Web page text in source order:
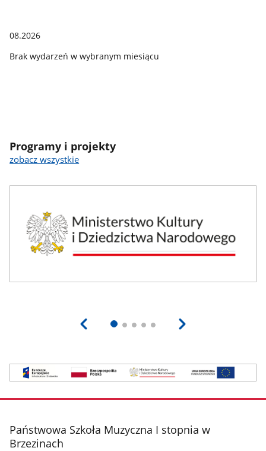
08.2026
Brak wydarzeń w wybranym miesiącu
Programy i projekty
zobacz wszystkie
Logotypy
Unii
Europejskiej
stopka
Państwowa Szkoła Muzyczna I stopnia w
Brzezinach